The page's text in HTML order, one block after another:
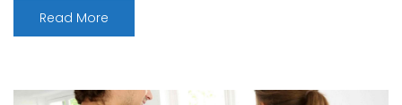
ultricies mi vitae est. Mauris placerat eleifend leo. Quisque
sit amet est et sapien ullamcorper pharetra. Vestibulum
Read More